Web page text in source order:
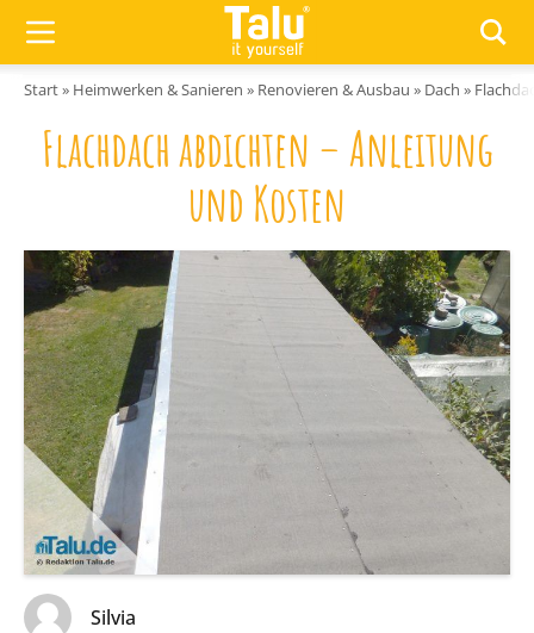
Start» Heimwerken & Sanieren » Renovieren & Ausbau » Dach »
Flachdach abdichten – Anleitung
und Kosten
Silvia